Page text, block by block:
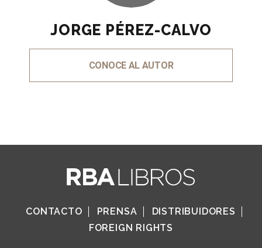
JORGE PÉREZ-CALVO
CONOCE AL AUTOR
CONTACTO PRENSA
DISTRIBUIDORES
FOREIGN RIGHTS